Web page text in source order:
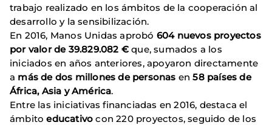
trabajo realizado en los ámbitos de la cooperación al
desarrollo y la sensibilización.
En 2016, Manos Unidas aprobó 604 nuevos proyectos
por valor de 39.829.082 €que, sumados a los
iniciados en años anteriores, apoyaron directamente
a más de dos millones de personas en58 países de
África, Asia y América.
Entre las iniciativas financiadas en 2016, destaca el
ámbitoeducativo con 220 proyectos, seguido de los